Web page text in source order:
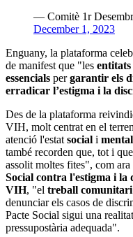
— Comitè 1r
December 1, 2023
Enguany, la plataforma
de manifest que "les entitats
essencials pergarantir els
erradicar l’estigma i la
Des de la plataforma
VIH, molt centrat en el
atenció l'estat social i mental
també recorden que, tot i
assolit moltes fites", com
Social contra l'estigma i la
VIH, "el treball comunitari
denunciar els casos de
Pacte Social sigui una
pressupostària adequada".